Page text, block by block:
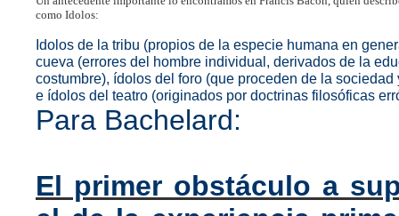
como Idolos:
Idolos de la tribu (propios de la especie humana en
cueva (errores del hombre individual, derivados de la
costumbre), ídolos del foro (que proceden de la
e ídolos del teatro (originados por doctrinas filosóficas
Para Bachelard:
El primer obstáculo a